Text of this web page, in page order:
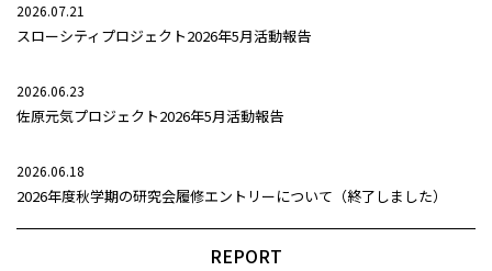
2026.07.21
スローシティプロジェクト2026年5月活動報告
2026.06.23
佐原元気プロジェクト2026年5月活動報告
2026.06.18
2026年度秋学期の研究会履修エントリーについて（終了しました）
REPORT